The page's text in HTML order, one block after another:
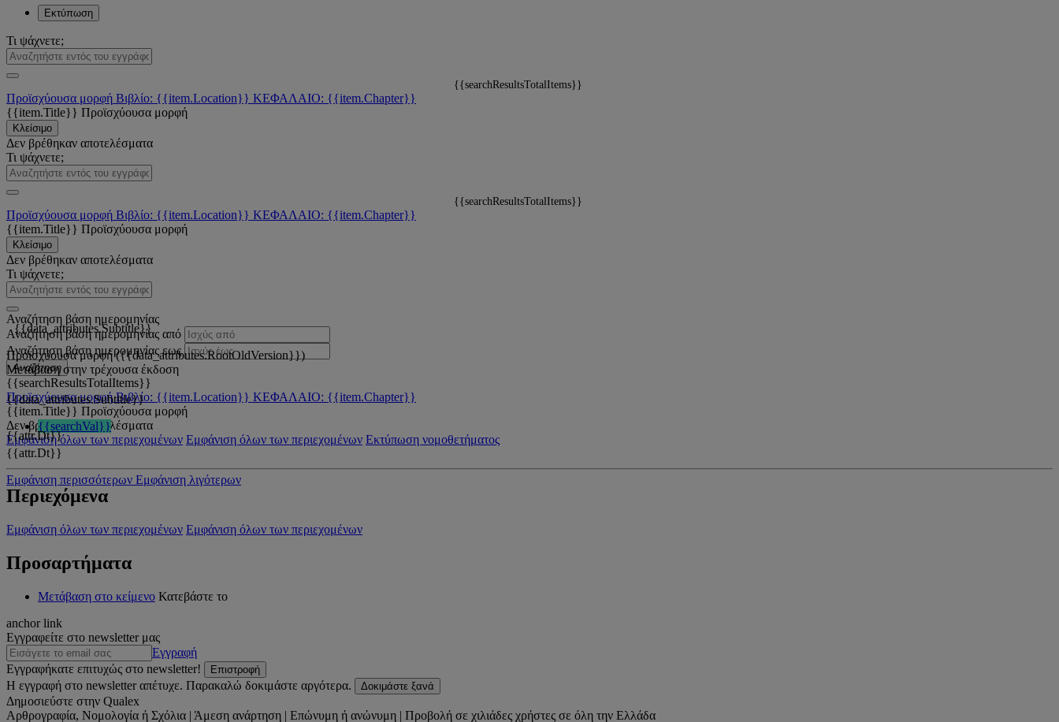
Εκτύπωση
Τι ψάχνετε;
{{searchResultsTotalItems}}
Προϊσχύουσα μορφή Βιβλίο: {{item.Location}} ΚΕΦΑΛΑΙΟ: {{item.Chapter}}
{{item.Title}} Προϊσχύουσα μορφή
Κλείσιμο
Δεν βρέθηκαν αποτελέσματα
Τι ψάχνετε;
{{searchResultsTotalItems}}
Προϊσχύουσα μορφή Βιβλίο: {{item.Location}} ΚΕΦΑΛΑΙΟ: {{item.Chapter}}
{{item.Title}} Προϊσχύουσα μορφή
Κλείσιμο
Δεν βρέθηκαν αποτελέσματα
Τι ψάχνετε;
Αναζήτηση βάση ημερομηνίας
Αναζήτηση βάση ημερομηνίας από
Αναζήτηση βάση ημερομηνίας εως
Αναζήτηση
{{searchResultsTotalItems}}
Προϊσχύουσα μορφή Βιβλίο: {{item.Location}} ΚΕΦΑΛΑΙΟ: {{item.Chapter}}
{{item.Title}} Προϊσχύουσα μορφή
Δεν βρέθηκαν αποτελέσματα
Εμφάνιση όλων των περιεχομένων Εμφάνιση όλων των περιεχομένων Εκτύπωση νομοθετήματος
{{data_attributes.Subtitle}}
Προϊσχύουσα μορφή ({{data_attributes.RootOldVersion}})
Μετάβαση στην τρέχουσα έκδοση
{{data_attributes.Subtitle}}
{{searchVal}}
{{attr.Dt}}
Εμφάνιση περισσότερων Εμφάνιση λιγότερων
{{attr.Dt}}
Περιεχόμενα
Εμφάνιση όλων των περιεχομένων Εμφάνιση όλων των περιεχομένων
Προσαρτήματα
Μετάβαση στο κείμενο Κατεβάστε το
anchor link
Εγγραφείτε στο newsletter μας
Εγγραφή
Εγγραφήκατε επιτυχώς στο newsletter!
Επιστροφή
Η εγγραφή στο newsletter απέτυχε. Παρακαλώ δοκιμάστε αργότερα. Δοκιμάστε ξανά
Δημοσιεύστε στην Qualex
Αρθρογραφία, Νομολογία ή Σχόλια | Άμεση ανάρτηση | Επώνυμη ή ανώνυμη | Προβολή σε χιλιάδες χρήστες σε όλη την Ελλάδα